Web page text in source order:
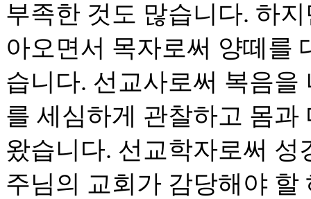
부족한 것도 많습니다. 하
아오면서 목자로써 양떼를
습니다. 선교사로써 복음
를 세심하게 관찰하고 몸
왔습니다. 선교학자로써
주님의 교회가 감당해야